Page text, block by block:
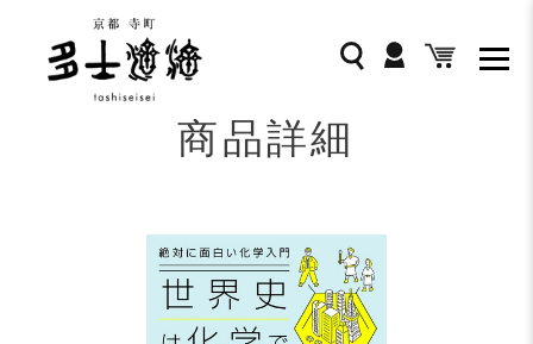
検索 ログインカート
商品詳細